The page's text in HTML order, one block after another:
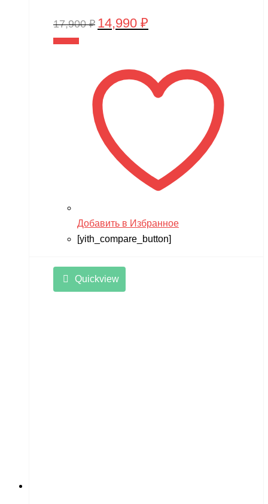
17,900₽ Первоначальная
17,900 ₽.
14,990 ₽
Добавить в Избранное
[yith_compare_button]
Quickview